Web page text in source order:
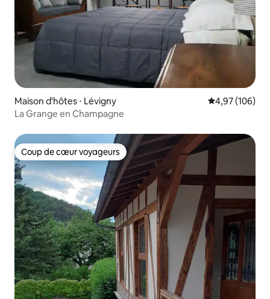
Maison d'hôtes ⋅ Lévigny Évaluation
4,97 (106)
La Grange en Champagne
Coup de cœur voyageurs
Coup de cœur voyageurs